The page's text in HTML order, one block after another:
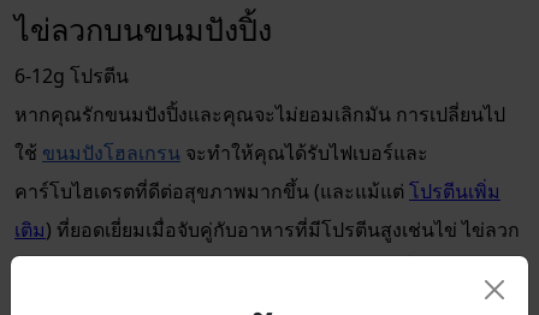
ไข่ลวกบนขนมปังปิ้ง
6-12g โปรตีน
หากคุณรักขนมปังปิ้งและคุณจะไม่ยอมเลิกมัน การเปลี่ยนไป
ใช้ ขนมปังโฮลเกรน จะทำให้คุณได้รับไฟเบอร์และ
คาร์โบไฮเดรตที่ดีต่อสุขภาพมากขึ้น (และแม้แต่ โปรตีนเพิ่ม
เติม) ที่ยอดเยี่ยมเมื่อจับคู่กับอาหารที่มีโปรตีนสูงเช่นไข่ ไข่ลวก
ทำได้รวดเร็วและง่ายดาย และอร่อยโดยเฉพาะเมื่อรับประทาน
มีโปรตีน 6 กรัม ดังนั้นเลือก